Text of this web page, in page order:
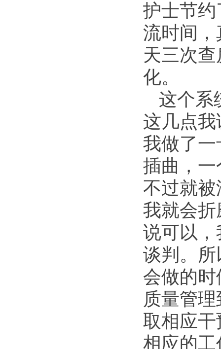
护士节
流时间
天三次
化。
这个系
这几点
我做了
插曲，
不过就
我就会
说可以
谈判。
会做的
质量管
取相应
相应的